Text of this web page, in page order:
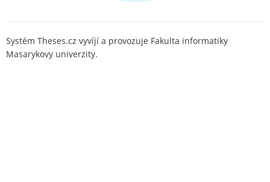
Systém Theses.cz vyvíjí a provozuje Fakulta informatiky
Masarykovy univerzity.